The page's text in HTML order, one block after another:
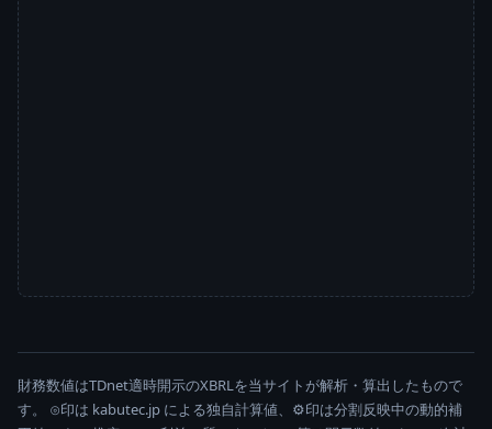
財務数値はTDnet適時開示のXBRLを当サイトが解析・算出したもので
す。 ⊙印は kabutec.jp による独自計算値、⚙印は分割反映中の動的補